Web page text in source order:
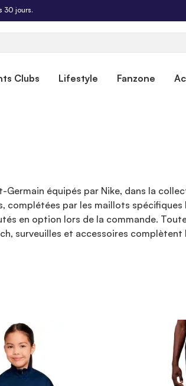
30 jours.
Clubs Lifestyle Fanzone
équipés par Nike, dans la
par les maillots spécifiques
en option lors de la commande.
surveuilles et accessoires